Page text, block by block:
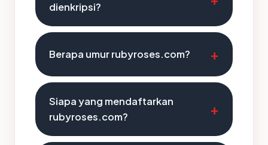
dienkripsi?
Berapa umur rubyroses.com?
Siapa yang mendaftarkan
rubyroses.com?